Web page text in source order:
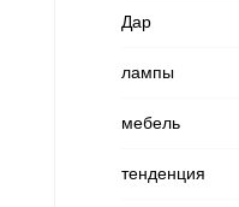
Дар
лампы
мебель
тенденция